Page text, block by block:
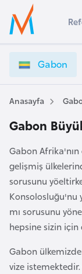
Ülke Seçimi
Başvuru yapmak
Üye
Girişi
a
o
n
V
z
İ
ş
l
e
m
l
r
i
Gabon
Anasayfa
Gabon
Gabon Afrika'nın
gelişmiş
sorusunu
Konsolosluğu'nu
mı sorusunu
hepsine sizin için
Gabon
vize istemektedir.
s
t
r
a
A
v
r
y
a